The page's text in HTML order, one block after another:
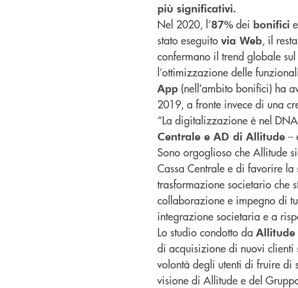
più significativi.
Nel 2020, l’87% dei bonifici
stato eseguito via Web, il
confermano il trend globale sul
l’ottimizzazione delle
App (nell’ambito bonifici) ha
2019, a fronte invece di una
“La digitalizzazione è nel
Centrale e AD di Allitude –
Sono orgoglioso che Allitude
Cassa Centrale e di favorire
trasformazione societario che
collaborazione e impegno di
integrazione societaria e a
Lo studio condotto da Allitude
di acquisizione di nuovi clienti
volontà degli utenti di fruire di
visione di Allitude e del